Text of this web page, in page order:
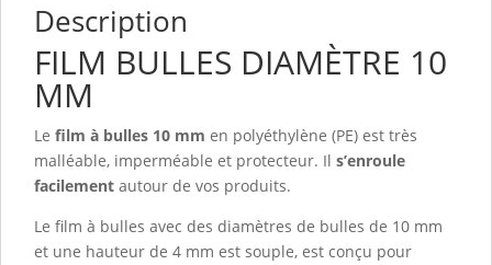
Description
FILM BULLES DIAMÈTRE 10
MM
Le film à bulles 10 mm en polyéthylène (PE) est très
malléable, imperméable et protecteur. Il s’enroule
facilement autour de vos produits.
Le film à bulles avec des diamètres de bulles de 10 mm
et une hauteur de 4 mm est souple, est conçu pour